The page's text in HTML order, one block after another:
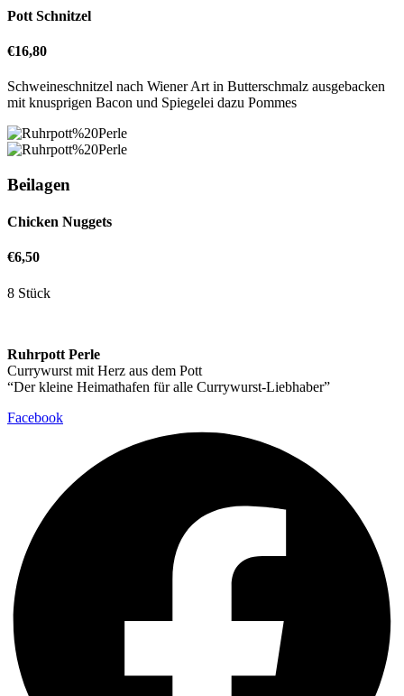
Pott Schnitzel
€16,80
Schweineschnitzel nach Wiener Art in Butterschmalz ausgebacken
mit knusprigen Bacon und Spiegelei dazu Pommes
Beilagen
Chicken Nuggets
€6,50
8 Stück
Ruhrpott Perle
Currywurst mit Herz aus dem Pott
“Der kleine Heimathafen für alle Currywurst-Liebhaber”
Facebook